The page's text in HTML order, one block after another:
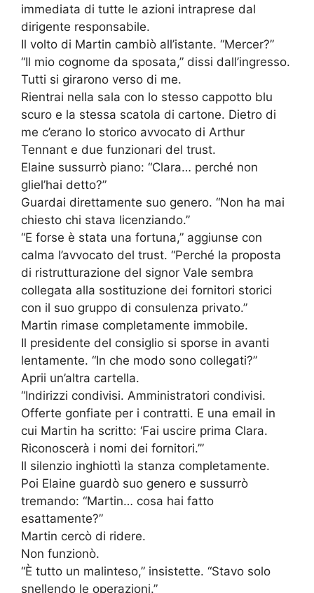
immediata di tutte le azioni intraprese dal
dirigente responsabile.
Il volto di Martin cambiò all’istante. “Mercer?”
“Il mio cognome da sposata,” dissi dall’ingresso.
Tutti si girarono verso di me.
Rientrai nella sala con lo stesso cappotto blu
scuro e la stessa scatola di cartone. Dietro di
me c’erano lo storico avvocato di Arthur
Tennant e due funzionari del trust.
Elaine sussurrò piano: “Clara… perché non
gliel’hai detto?”
Guardai direttamente suo genero. “Non ha mai
chiesto chi stava licenziando.”
“E forse è stata una fortuna,” aggiunse con
calma l’avvocato del trust. “Perché la proposta
di ristrutturazione del signor Vale sembra
collegata alla sostituzione dei fornitori storici
con il suo gruppo di consulenza privato.”
Martin rimase completamente immobile.
Il presidente del consiglio si sporse in avanti
lentamente. “In che modo sono collegati?”
Aprii un’altra cartella.
“Indirizzi condivisi. Amministratori condivisi.
Offerte gonfiate per i contratti. E una email in
cui Martin ha scritto: ‘Fai uscire prima Clara.
Riconoscerà i nomi dei fornitori.’”
Il silenzio inghiottì la stanza completamente.
Poi Elaine guardò suo genero e sussurrò
tremando: “Martin… cosa hai fatto
esattamente?”
Martin cercò di ridere.
Non funzionò.
“È tutto un malinteso,” insistette. “Stavo solo
snellendo le operazioni.”